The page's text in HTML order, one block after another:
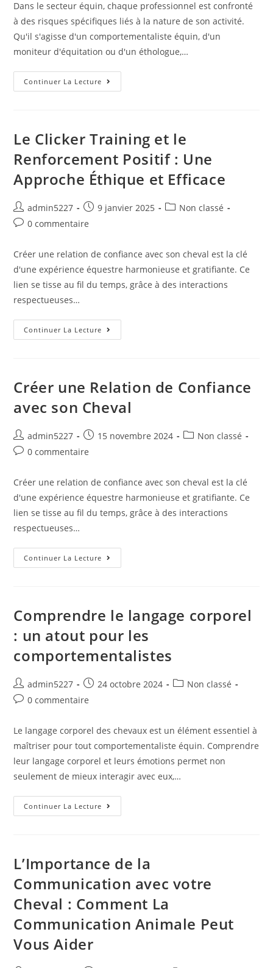
Dans le secteur équin, chaque professionnel est confronté
à des risques spécifiques liés à la nature de son activité.
Qu'il s'agisse d'un comportementaliste équin, d'un
moniteur d'équitation ou d'un éthologue,…
Continuer La Lecture
Le Clicker Training et le
Renforcement Positif : Une
Approche Éthique et Efficace
admin5227 9 janvier 2025
Non classé
0 commentaire
Créer une relation de confiance avec son cheval est la clé
d'une expérience équestre harmonieuse et gratifiante. Ce
lien se tisse au fil du temps, grâce à des interactions
respectueuses…
Continuer La Lecture
Créer une Relation de Confiance
avec son Cheval
admin5227 15 novembre 2024
Non classé
0 commentaire
Créer une relation de confiance avec son cheval est la clé
d'une expérience équestre harmonieuse et gratifiante. Ce
lien se tisse au fil du temps, grâce à des interactions
respectueuses…
Continuer La Lecture
Comprendre le langage corporel
: un atout pour les
comportementalistes
admin5227 24 octobre 2024
Non classé
0 commentaire
Le langage corporel des chevaux est un élément essentiel à
maîtriser pour tout comportementaliste équin. Comprendre
leur langage corporel et leurs émotions permet non
seulement de mieux interagir avec eux,…
Continuer La Lecture
L’Importance de la
Communication avec votre
Cheval : Comment La
Communication Animale Peut
Vous Aider